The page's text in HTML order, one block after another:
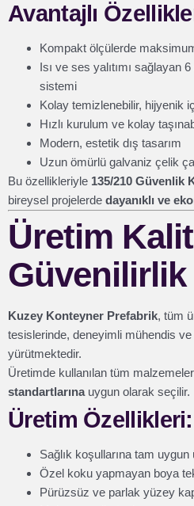
Avantajlı
Kompakt ölçülerde
Isı ve ses yalıtımı sağlayan
sistemi
Kolay temizlenebilir, hijyenik
Hızlı kurulum ve kolay
Modern, estetik dış tasarım
Uzun ömürlü galvaniz çelik
Bu özellikleriyle 135/210 Güvenlik
bireysel projelerde dayanıklı ve
Üretim
Güvenilirlik
Kuzey Konteyner Prefabrik, tüm
tesislerinde, deneyimli mühendis
yürütmektedir.
Üretimde kullanılan tüm malzemeler
standartlarınauygun olarak seçilir.
Üretim Özellikleri:
Sağlık koşullarına tam uygun
Özel koku yapmayan boya
Pürüzsüz ve parlak yüzey